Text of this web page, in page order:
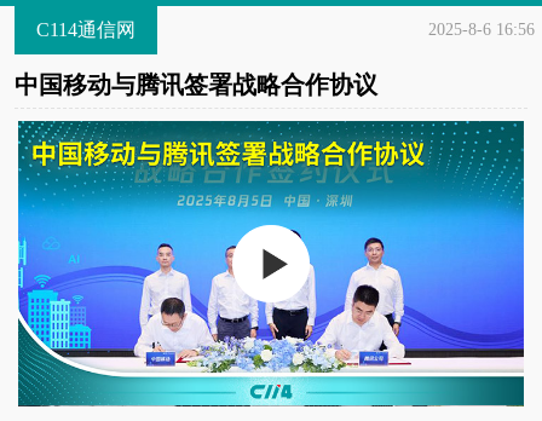
C114通信网 2025-8-6 16:56
中国移动与腾讯签署战略合作协议